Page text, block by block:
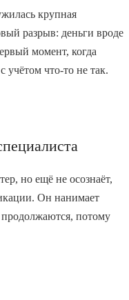
крупная
разрыв: деньги вроде
момент, когда
учётом что-то не так.
но ещё не осознаёт,
Он нанимает
потому